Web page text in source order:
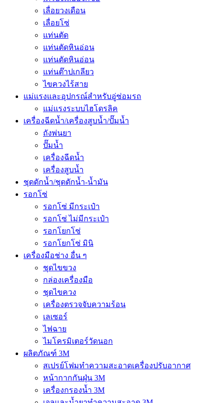
เลื่อยวงเดือน
เลื่อยโซ่
แท่นตัด
แท่นตัดหินอ่อน
แท่นตัดหินอ่อน
แท่นต๊าปเกลียว
ไขควงไร้สาย
แม่แรงและอุปกรณ์สำหรับอู่ซ่อมรถ
แม่แรงระบบไฮโดรลิค
เครื่องฉีดน้ำ/เครื่องสูบน้ำ/ปั๊มน้ำ
ถังพ่นยา
ปั๊มน้ำ
เครื่องฉีดน้ำ
เครื่องสูบน้ำ
ชุดดักน้ำ/ชุดดักน้ำ-น้ำมัน
รอกโซ่
รอกโซ่ มีกระเป๋า
รอกโซ่ ไม่มีกระเป๋า
รอกโยกโซ่
รอกโยกโซ่ มินิ
เครื่องมือช่าง อื่น ๆ
ชุดไขขวง
กล่องเครื่องมือ
ชุดไขควง
เครื่องตรวจจับความร้อน
เลเซอร์
ไฟฉาย
ไมโครมิเตอร์วัดนอก
ผลิตภัณฑ์ 3M
สเปรย์โฟมทำความสะอาดเครื่องปรับอากาศ
หน้ากากกันฝุ่น 3M
เครื่องกรองน้ำ 3M